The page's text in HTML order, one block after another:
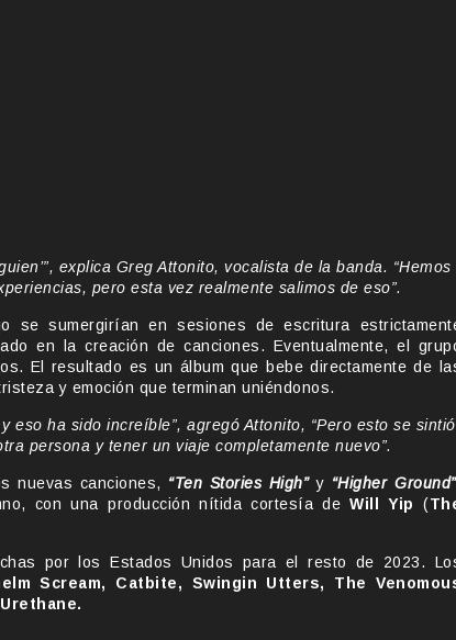
explica Greg Attonito, vocalista de la banda. “Hemos
pero esta vez realmente salimos de eso”.
sumergirían en sesiones de escritura
en la creación de canciones. Eventualmente, el
El resultado es un álbum que bebe directamente de
y emoción que terminan uniéndonos.
eso ha sido increíble”, agregó Attonito, “Pero esto se sintió
persona y tener un viaje completamente nuevo”.
nuevas canciones, “Ten Stories High”y “Higher Ground”
con una producción nítida cortesía deWill Yip (
por los Estados Unidos para el resto de 2023.
Scream, Catbite, Swingin Utters, The
Urethane.